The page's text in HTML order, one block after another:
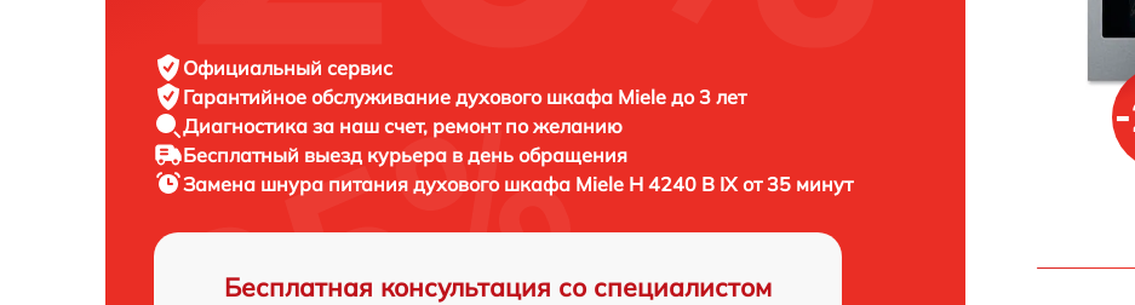
Официальный сервис
Гарантийное обслуживание духового шкафа Miele до 3 лет
Диагностика за наш счет, ремонт по желанию
Бесплатный выезд курьера в день обращения
Замена шнура питания духового шкафа Miele H 4240 B IX от 35 минут
Бесплатная консультация со специалистом